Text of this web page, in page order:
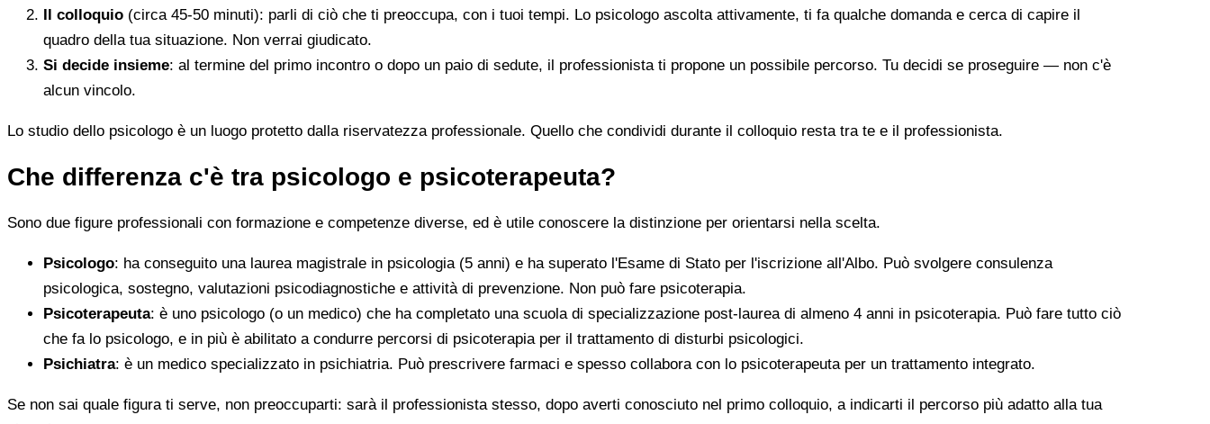
Il colloquio (circa 45-50 minuti): parli di ciò che ti preoccupa, con i tuoi tempi. Lo psicologo ascolta attivamente, ti fa qualche domanda e cerca di capire il
quadro della tua situazione. Non verrai giudicato.
Si decide insieme: al termine del primo incontro o dopo un paio di sedute, il professionista ti propone un possibile percorso. Tu decidi se proseguire — non c'è
alcun vincolo.
Lo studio dello psicologo è un luogo protetto dalla riservatezza professionale. Quello che condividi durante il colloquio resta tra te e il professionista.
Che differenza c'è tra psicologo e psicoterapeuta?
Sono due figure professionali con formazione e competenze diverse, ed è utile conoscere la distinzione per orientarsi nella scelta.
Psicologo: ha conseguito una laurea magistrale in psicologia (5 anni) e ha superato l'Esame di Stato per l'iscrizione all'Albo. Può svolgere consulenza
psicologica, sostegno, valutazioni psicodiagnostiche e attività di prevenzione. Non può fare psicoterapia.
Psicoterapeuta: è uno psicologo (o un medico) che ha completato una scuola di specializzazione post-laurea di almeno 4 anni in psicoterapia. Può fare tutto ciò
che fa lo psicologo, e in più è abilitato a condurre percorsi di psicoterapia per il trattamento di disturbi psicologici.
Psichiatra: è un medico specializzato in psichiatria. Può prescrivere farmaci e spesso collabora con lo psicoterapeuta per un trattamento integrato.
Se non sai quale figura ti serve, non preoccuparti: sarà il professionista stesso, dopo averti conosciuto nel primo colloquio, a indicarti il percorso più adatto alla tua